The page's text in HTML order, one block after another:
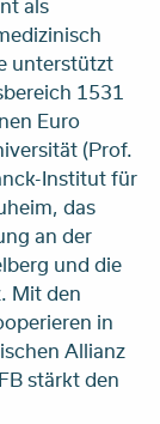
unterstützt
1531
Euro
(Prof.
Institut für
das
an der
und die
Mit den
in
Allianz
stärkt den